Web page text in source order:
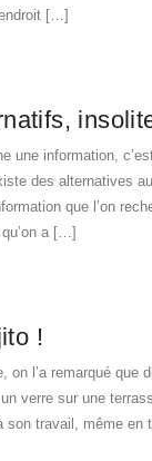
[…]
une information,
des alternatives
que l’on
a […]
!
on l’a remarqué que
verre sur une
travail, même en